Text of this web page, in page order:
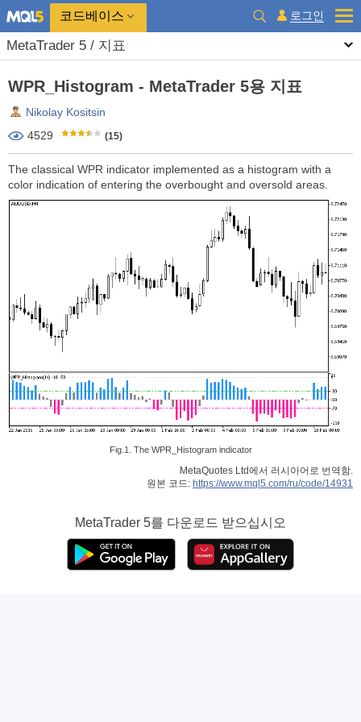
코드베이스 로그인
MetaTrader 5 / 지표
WPR_Histogram - MetaTrader 5용 지표
Nikolay Kositsin
4529
(15)
The classical WPR indicator implemented as a histogram with a
color indication of entering the overbought and oversold areas.
Fig.1. The WPR_Histogram indicator
MetaQuotes Ltd에서 러시아어로 번역함.
원본 코드: https://www.mql5.com/ru/code/14931
MetaTrader 5를 다운로드 받으십시오